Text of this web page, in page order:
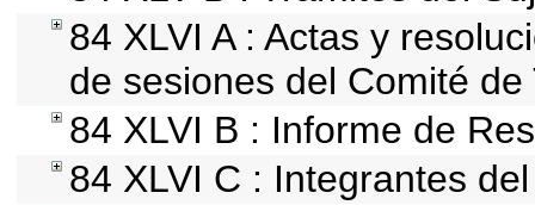
84 XLVI A : Actas y
de sesiones del Comité
84 XLVI B : Informe de
84 XLVI C : Integrantes